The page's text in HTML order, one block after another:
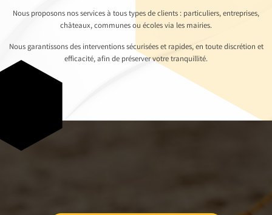
Nous proposons nos services à tous types de clients : particuliers, entreprises,
châteaux, communes ou écoles via les mairies.
Nous garantissons des interventions sécurisées et rapides, en toute discrétion et
efficacité, afin de préserver votre tranquillité.